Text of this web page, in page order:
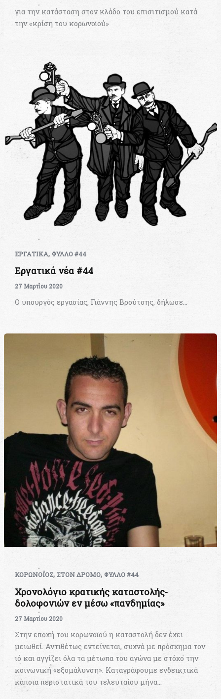
για την κατάσταση στον κλάδο του επισιτισμού κατά
την «κρίση του κορωνοϊού»
ΕΡΓΑΤΙΚΑ, ΦΥΛΛΟ #44
Εργατικά νέα #44
27 Μαρτίου 2020
Ο υπουργός εργασίας, Γιάννης Βρούτσης, δήλωσε…
ΚΟΡΩΝΟΪΟΣ, ΣΤΟΝ ΔΡΟΜΟ, ΦΥΛΛΟ #44
Χρονολόγιο κρατικής καταστολής-
δολοφονιών εν μέσω «πανδημίας»
27 Μαρτίου 2020
Στην εποχή του κορωνοϊού η καταστολή δεν έχει
μειωθεί. Αντιθέτως εντείνεται, συχνά με πρόσχημα τον
ιό και αγγίζει όλα τα μέτωπα του αγώνα με στόχο την
κοινωνική «εξομάλυνση». Καταγράφουμε ενδεικτικά
κάποια περιστατικά του τελευταίου μήνα…